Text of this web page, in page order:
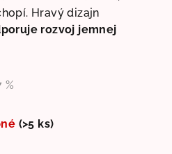
Hravý dizajn
rozvoj jemnej
%
(>5 ks)